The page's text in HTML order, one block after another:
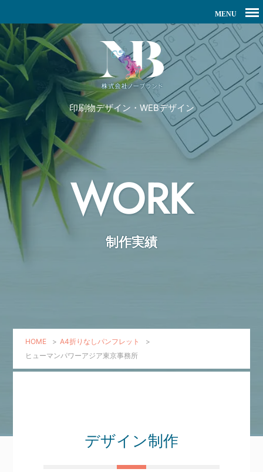
印刷物デザイン・WEBデザイン
WORK
制作実績
HOME > A4折りなしパンフレット
>
ヒューマンパワーアジア東京事務所
デザイン制作